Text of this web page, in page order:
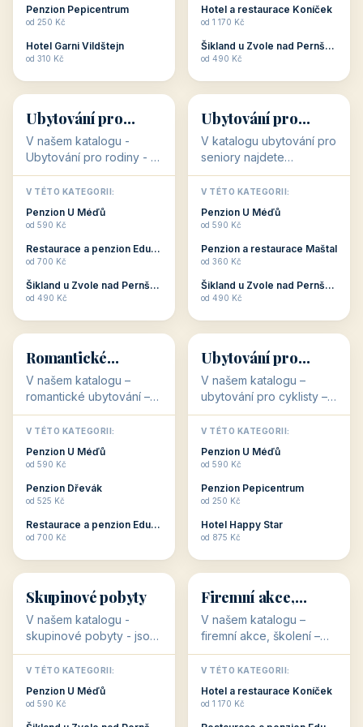
odpočinek jso...
Penzion Pepicentrum
od 250 Kč
Hotel Garni Vildštejn
od 310 Kč
c...
Hotel a restaurace Koníček
od 1 170 Kč
Šikland u Zvole nad Pernštejnem
od 490 Kč
👨‍👩‍👧‍👦
👨‍👩‍👧‍👦
34 objektů
Ubytování pro
rodiny
V našem katalogu -
Ubytování pro rodiny -
jsou pro Vás připraveny
objekty, které svojí
polohou či vybaveností,
nabízí klidné ubytování
V TÉTO KATEGORII:
Penzion U Méďů
od 590 Kč
Restaurace a penzion Eduard
od 700 Kč
Šikland u Zvole nad Pernštejnem
od 490 Kč
🧓
🧓
33 objektů
Ubytování pro
seniory
V katalogu ubytování pro
seniory najdete
penziony a hotely, které
jsou přizpůsobeny pro
ubytování klientů vyššího
věku. Některé z nich
V TÉTO KATEGORII:
Penzion U Méďů
od 590 Kč
Penzion a restaurace Maštal
od 360 Kč
Šikland u Zvole nad Pernštejnem
od 490 Kč
💕
💕
Romantické
ubytování
V našem katalogu –
romantické ubytování –
jsou pro Vás připraveny
objekty, které svojí
stavbou, polohou anebo
zaměřením nabízí
Romantické ...
V TÉTO KATEGORII:
Penzion U Méďů
od 590 Kč
Penzion Dřevák
od 525 Kč
Restaurace a penzion Eduard
od 700 Kč
🚴
🚴
32 objektů
Ubytování pro
cyklisty
V našem katalogu –
ubytování pro cyklisty –
jsou pro Vás připraveny
objekty, které jsou na
milovníky cykloturistiky
připraveny. Většinou mají
V TÉTO KATEGORII:
Penzion U Méďů
od 590 Kč
Penzion Pepicentrum
od 250 Kč
Hotel Happy Star
od 875 Kč
👥
👥
32 objektů
Skupinové pobyty
V našem katalogu -
skupinové pobyty - jsou
pro Vás připraveny
objekty, které nabízí
ubytování skupin v
penzionech, hotelích a
V TÉTO KATEGORII:
Penzion U Méďů
od 590 Kč
💼
💼
31 objektů
Firemní akce,
školení
V našem katalogu –
firemní akce, školení –
jsou pro Vás připraveny
objekty, které mají
zkušenosti pořádat i
menší firemní akce a
V TÉTO KATEGORII:
Hotel a restaurace Koníček
od 1 170 Kč